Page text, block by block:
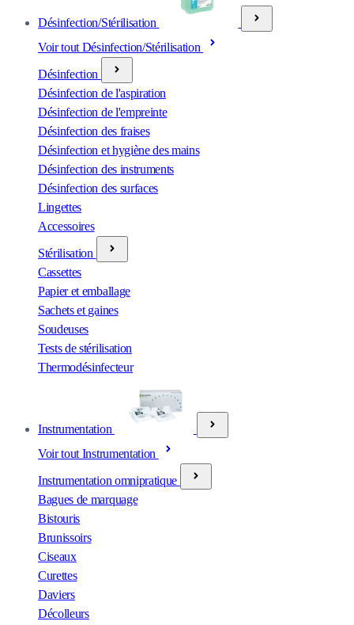
Désinfection/Stérilisation
Voir tout Désinfection/Stérilisation
Désinfection
Désinfection de l'aspiration
Désinfection de l'empreinte
Désinfection des fraises
Désinfection et hygiène des mains
Désinfection des instruments
Désinfection des surfaces
Lingettes
Accessoires
Stérilisation
Cassettes
Papier et emballage
Sachets et gaines
Soudeuses
Tests de stérilisation
Thermodésinfecteur
Instrumentation
Voir tout Instrumentation
Instrumentation omnipratique
Bagues de marquage
Bistouris
Brunissoirs
Ciseaux
Curettes
Daviers
Décolleurs